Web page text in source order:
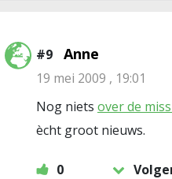
#9 Anne
19 mei 2009 , 19:01
Nog niets over de
ècht groot nieuws.
0